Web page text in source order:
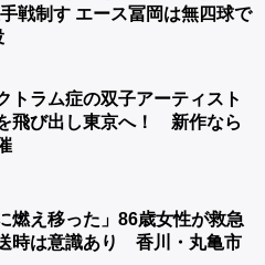
戦制す エース冨岡は無四球で
トラム症の双子アーティスト
飛び出し東京へ！ 新作なら
燃え移った」86歳女性が救急
時は意識あり 香川・丸亀市